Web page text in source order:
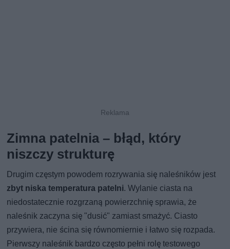
Zimna patelnia – błąd, który
niszczy strukturę
Drugim częstym powodem rozrywania się naleśników jest
zbyt niska temperatura patelni. Wylanie ciasta na
niedostatecznie rozgrzaną powierzchnię sprawia, że
naleśnik zaczyna się "dusić" zamiast smażyć. Ciasto
przywiera, nie ścina się równomiernie i łatwo się rozpada.
Pierwszy naleśnik bardzo często pełni rolę testowego